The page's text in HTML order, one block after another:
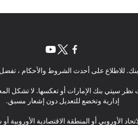
للاطلاع على أحدث الشروط والأحكام ، تفضل
نظر سيتي بنك الإمارات أو تعكسها. لا تشكل
إدارية وتخضع للتعديل دون إشعار مسبق.
الأوروبي أو المنطقة الاقتصادية